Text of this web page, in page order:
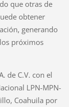
que otras de
obtener
generando
próximos
de C.V. con el
LPN-MPN-
Coahuila por